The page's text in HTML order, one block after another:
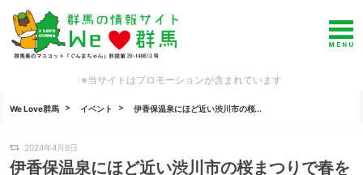
※当サイトはプロモーションが含まれています
We Love群馬 イベント 伊香保温泉にほど近い渋川市の桜...
2024年4月6日
伊香保温泉にほど近い渋川市の桜まつりで春を